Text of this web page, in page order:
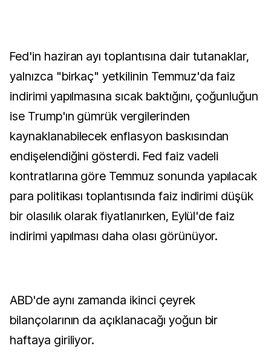
Fed'in haziran ayı toplantısına dair tutanaklar,
yalnızca "birkaç" yetkilinin Temmuz'da faiz
indirimi yapılmasına sıcak baktığını, çoğunluğun
ise Trump'ın gümrük vergilerinden
kaynaklanabilecek enflasyon baskısından
endişelendiğini gösterdi. Fed faiz vadeli
kontratlarına göre Temmuz sonunda yapılacak
para politikası toplantısında faiz indirimi düşük
bir olasılık olarak fiyatlanırken, Eylül'de faiz
indirimi yapılması daha olası görünüyor.
ABD'de aynı zamanda ikinci çeyrek
bilançolarının da açıklanacağı yoğun bir
haftaya giriliyor.